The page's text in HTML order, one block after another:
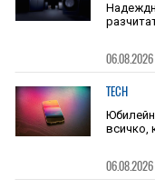
06.08.2026
TECH
всичко,
06.08.2026